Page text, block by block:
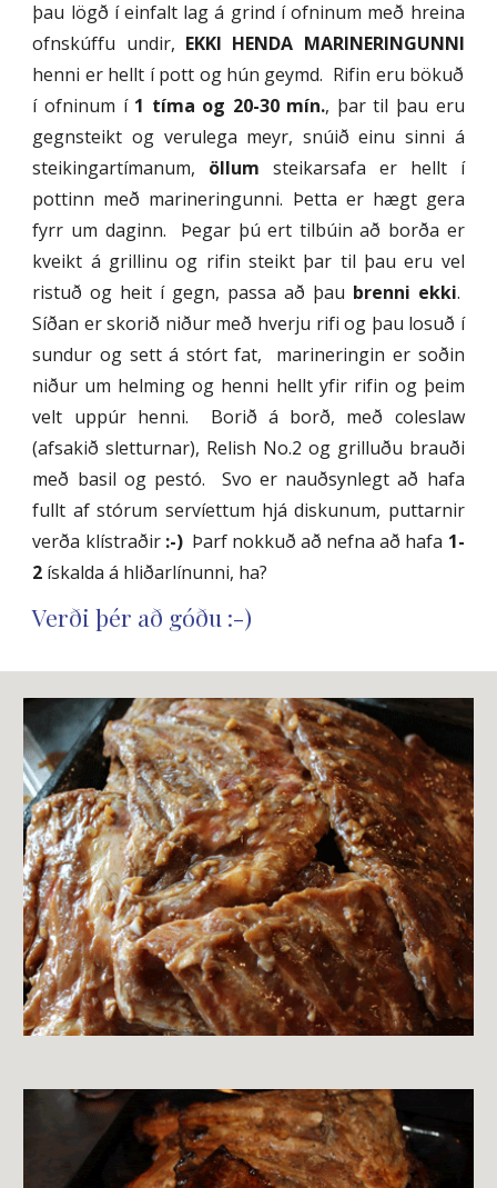
þau lögð í einfalt lag á grind í ofninum með hreina
ofnskúffu undir, EKKI HENDA MARINERINGUNNI
henni er hellt í pott og hún geymd. Rifin eru bökuð
í ofninum í 1 tíma og 20-30 mín., þar til þau eru
gegnsteikt og verulega meyr, snúið einu sinni á
steikingartímanum, öllumsteikarsafa er hellt í
pottinn með marineringunni. Þetta er hægt gera
fyrr um daginn. Þegar þú ert tilbúin að borða er
kveikt á grillinu og rifin steikt þar til þau eru vel
ristuð og heit í gegn, passa að þau brenni ekki.
Síðan er skorið niður með hverju rifi og þau losuð í
sundur og sett á stórt fat, marineringin er soðin
niður um helming og henni hellt yfir rifin og þeim
velt uppúr henni. Borið á borð, með coleslaw
(afsakið sletturnar), Relish No.2 og grilluðu brauði
með basil og pestó. Svo er nauðsynlegt að hafa
fullt af stórum servíettum hjá diskunum, puttarnir
verða klístraðir :-) Þarf nokkuð að nefna að hafa 1-
2 ískalda á hliðarlínunni, ha?
Verði þér að góðu :-)